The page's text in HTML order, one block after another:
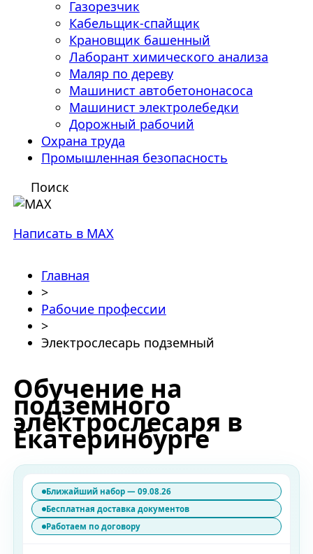
Газорезчик
Кабельщик-спайщик
Крановщик башенный
Лаборант химического анализа
Маляр по дереву
Машинист автобетононасоса
Машинист электролебедки
Дорожный рабочий
Охрана труда
Промышленная безопасность
Поиск
Написать в MAX
Главная
>
Рабочие профессии
>
Электрослесарь подземный
Обучение на
подземного
электрослесаря в
Екатеринбурге
Ближайший набор — 09.08.26
Бесплатная доставка документов
Работаем по договору